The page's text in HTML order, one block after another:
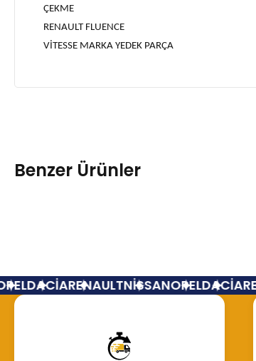
ÇEKME
RENAULT FLUENCE
VİTESSE MARKA YEDEK PARÇA
Benzer Ürünler
Hemen İncele
DACİARENAULTNİSSANOPELDACİA